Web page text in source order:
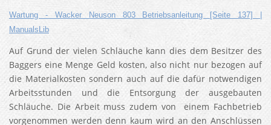
Wartung - Wacker Neuson 803 Betriebsanleitung [Seite 137] |
ManualsLib
Auf Grund der vielen Schläuche kann dies dem Besitzer des
Baggers eine Menge Geld kosten, also nicht nur bezogen auf
die Materialkosten sondern auch auf die dafür notwendigen
Arbeitsstunden und die Entsorgung der ausgebauten
Schläuche. Die Arbeit muss zudem von einem Fachbetrieb
vorgenommen werden denn kaum wird an den Anschlüssen